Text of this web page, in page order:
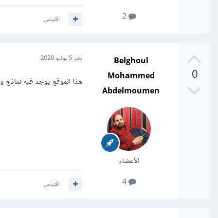
2
اقتباس
0
Belghoul
Mohammed
Abdelmoumen
الأعضاء
4
نشر5 يوليو 2020
هذا الموقع يوجد فيه نماذج و
اقتباس